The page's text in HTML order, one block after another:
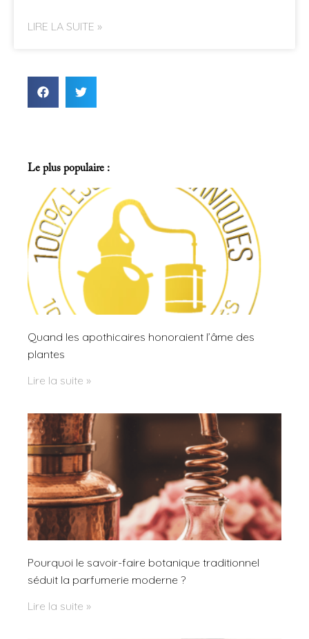
LIRE LA SUITE »
Le plus populaire :
Quand les apothicaires honoraient l’âme des
plantes
Lire la suite »
Pourquoi le savoir-faire botanique traditionnel
séduit la parfumerie moderne ?
Lire la suite »